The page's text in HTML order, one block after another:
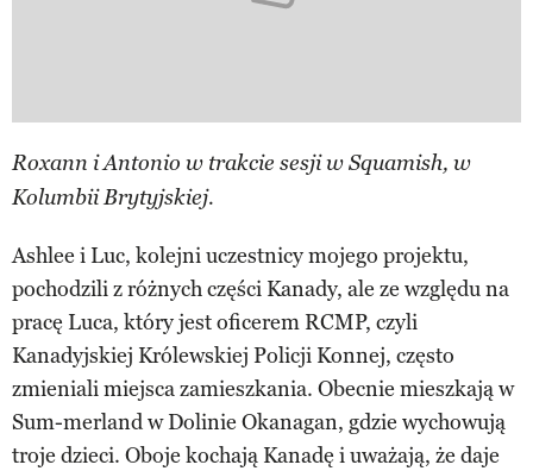
Roxann i Antonio w trakcie sesji w Squamish, w
Kolumbii Brytyjskiej.
Ashlee i Luc, kolejni uczestnicy mojego projektu,
pochodzili z różnych części Kanady, ale ze względu na
pracę Luca, który jest oficerem RCMP, czyli
Kanadyjskiej Królewskiej Policji Konnej, często
zmieniali miejsca zamieszkania. Obecnie mieszkają w
Sum-merland w Dolinie Okanagan, gdzie wychowują
troje dzieci. Oboje kochają Kanadę i uważają, że daje